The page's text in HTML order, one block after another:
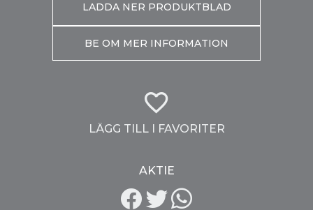
LADDA NER PRODUKTBLAD
BE OM MER INFORMATION
LÄGG TILL I FAVORITER
AKTIE